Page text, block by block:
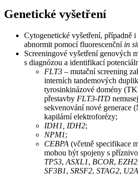
Genetické vyšetření
Cytogenetické vyšetření, případně
abnormit pomocí fluorescenční in
Screeningové vyšetření genových
s diagnózou a identifikací
FLT3 –⁠ mutační screening
interních tandemových
tyrosinkinázové domény
přestavby FLT3-ITD
sekvenování nové generace
kapilární elektroforézy;
IDH1, IDH2;
NPM1;
CEBPA (včetně specifikace
mohou být spojeny s
TP53, ASXL1, BCOR, EZH2
SF3B1, SRSF2, STAG2,